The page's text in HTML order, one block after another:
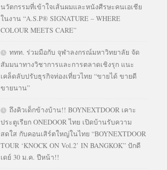
นวัตกรรมที่เข้าใจเส้นผมและหนังศีรษะคนเอเชีย
ในงาน “A.S.P® SIGNATURE – WHERE
COLOUR MEETS CARE”
ททท. ร่วมมือกับ จุฬาลงกรณ์มหาวิทยาลัย จัด
สัมมนาทางวิชาการและการตลาดเชิงรุก แนะ
เคล็ดลับปรับธุรกิจท่องเที่ยวไทย “ขายได้ ขายดี
ขายนาน”
ถึงคิวเด็กข้างบ้าน!! BOYNEXTDOOR เคาะ
ประตูเรียก ONEDOOR ไทย เปิดบ้านรับความ
สดใส กับคอนเสิร์ตใหญ่ในไทย “BOYNEXTDOOR
TOUR ‘KNOCK ON Vol.2’ IN BANGKOK” ปักดี
เดย์ 30 ม.ค. ปีหน้า!!